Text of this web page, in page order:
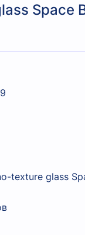
Space
9
texture glass